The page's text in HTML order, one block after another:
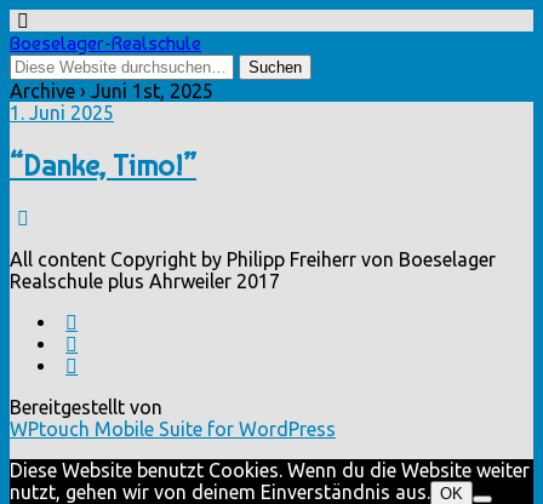
Boeselager-Realschule
Archive › Juni 1st, 2025
1. Juni 2025
“Danke, Timo!”
All content Copyright by Philipp Freiherr von Boeselager
Realschule plus Ahrweiler 2017
Bereitgestellt von
WPtouch Mobile Suite for WordPress
Diese Website benutzt Cookies. Wenn du die Website weiter
nutzt, gehen wir von deinem Einverständnis aus. OK